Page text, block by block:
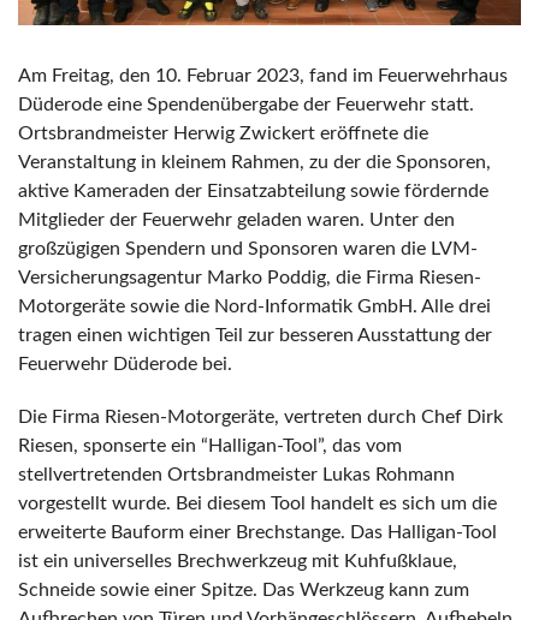
Am Freitag, den 10. Februar 2023, fand im Feuerwehrhaus
Düderode eine Spendenübergabe der Feuerwehr statt.
Ortsbrandmeister Herwig Zwickert eröffnete die
Veranstaltung in kleinem Rahmen, zu der die Sponsoren,
aktive Kameraden der Einsatzabteilung sowie fördernde
Mitglieder der Feuerwehr geladen waren. Unter den
großzügigen Spendern und Sponsoren waren die LVM-
Versicherungsagentur Marko Poddig, die Firma Riesen-
Motorgeräte sowie die Nord-Informatik GmbH. Alle drei
tragen einen wichtigen Teil zur besseren Ausstattung der
Feuerwehr Düderode bei.
Die Firma Riesen-Motorgeräte, vertreten durch Chef Dirk
Riesen, sponserte ein “Halligan-Tool”, das vom
stellvertretenden Ortsbrandmeister Lukas Rohmann
vorgestellt wurde. Bei diesem Tool handelt es sich um die
erweiterte Bauform einer Brechstange. Das Halligan-Tool
ist ein universelles Brechwerkzeug mit Kuhfußklaue,
Schneide sowie einer Spitze. Das Werkzeug kann zum